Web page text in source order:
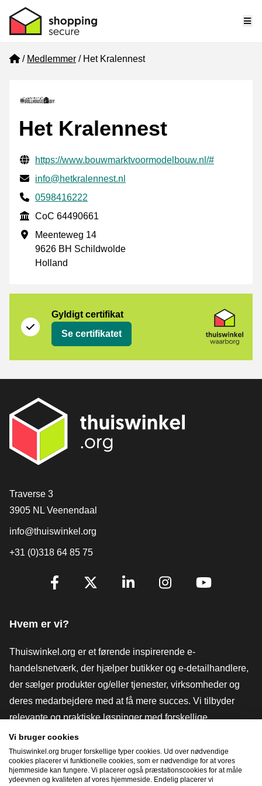
Home
Medlemmer Het Kralennest
Het Kralennest
Verificerede kontaktoplysninger
Website URL
https://www.bouwmarktvoormodelbouw.nl/#
E-mail
info@hetkralennest.nl
Phone number
0598416222
CoC
CoC 64490661
Forretningsadresse
Meenteweg 14
9626 BH Schildwolde
Holland
Gyldigt certifikat
Se certifikatet
[_General:Contact]
Traverse 3
3905 NL Veenendaal
info@thuiswinkel.org
+31 (0)318 64 85 75
[_General:SocialMediaTitle]
Hvem er vi?
Thuiswinkel.org er et førende inspirerende e-
handelsnetværk, der hjælper butikker og e-detailhandlere,
der sælger produkter og/eller tjenester, virksomheder og
deres medarbejdere med at få mere succes. Vi tilbyder
relevante og praktiske løsninger med forskellige
tillidsmærker, Thuiswinkel-anmeldelser, juridiske værktøjer
og rådgivning, fortalervirksomhed, markedsundersøgelser
og har vores egen uddannelsesplatform, Thuiswinkel e-
Academy.
Vi bruger cookies
Thuiswinkel.org bruger forskellige typer cookies. Ud over nødvendige
cookies placerer vi funktionelle cookies, som er nødvendige for at vores
hjemmeside kan fungere. Vi placerer også præstationscookies for at måle
ydeevnen og kvaliteten af ​​vores hjemmeside. Endelig placerer vi